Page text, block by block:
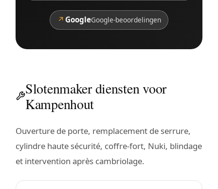
↗ GoogleGoogle-beoordelingen
Slotenmaker diensten voor
Kampenhout
Ouverture de porte, remplacement de serrure,
cylindre haute sécurité, coffre-fort, Nuki, blindage
et intervention après cambriolage.